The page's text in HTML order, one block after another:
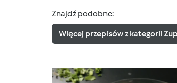
Znajdź podobne:
Więcej przepisów z kategorii